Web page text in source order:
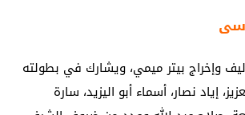
وإخراج بيتر ميمي، ويشارك في بطولته
إياد نصار، أسماء أبو اليزيد، سارة